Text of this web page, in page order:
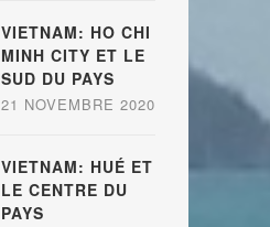
VIETNAM: HO CHI
MINH CITY ET LE
SUD DU PAYS
21 NOVEMBRE 2020
VIETNAM: HUÉ ET
LE CENTRE DU
PAYS